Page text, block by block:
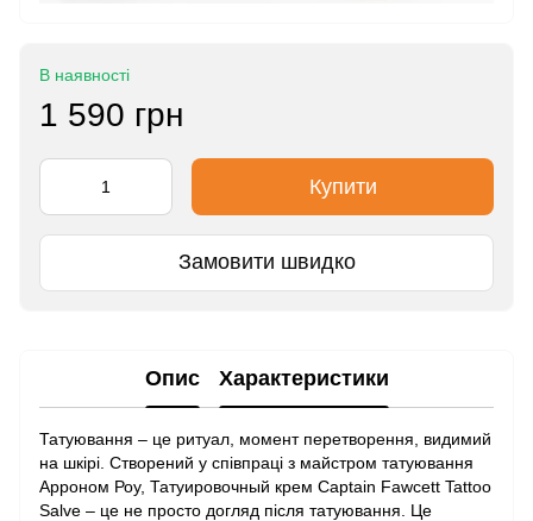
В наявності
1 590 грн
Купити
Замовити швидко
Опис Характеристики
Татуювання – це ритуал, момент перетворення, видимий
на шкірі. Створений у співпраці з майстром татуювання
Арроном Роу, Татуировочный крем Captain Fawcett Tattoo
Salve – це не просто догляд після татуювання. Це